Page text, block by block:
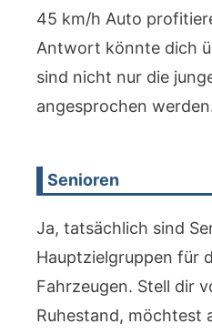
45 km/h Auto
Antwort könnte dich
sind nicht nur die
angesprochen
Senioren
Ja, tatsächlich sind
Hauptzielgruppen für
Fahrzeugen. Stell dir
Ruhestand, möchtest